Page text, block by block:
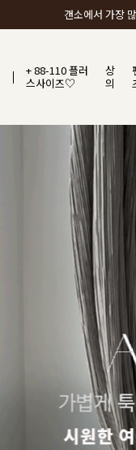
갠소에서 가장
+ 88-110 플러
스사이즈♡
상
의